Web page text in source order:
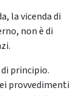
la vicenda di
non è di
principio.
provvedimenti